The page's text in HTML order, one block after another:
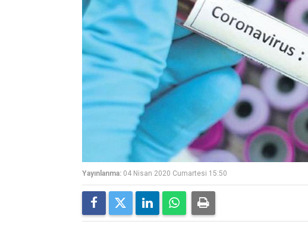
Yayınlanma: 04 Nisan 2020 Cumartesi 15:50